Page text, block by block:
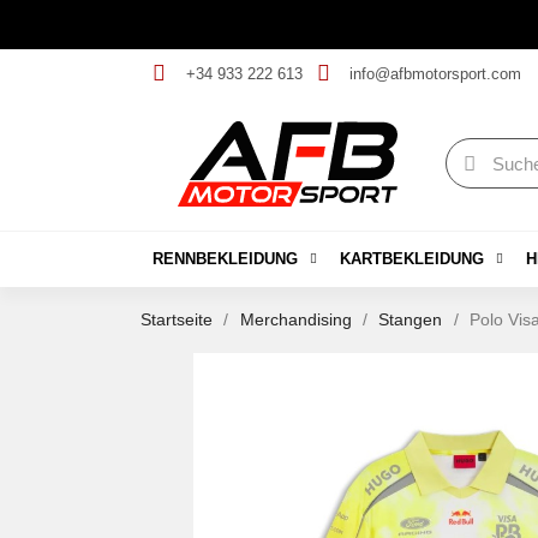
+34 933 222 613 info@afbmotorsport.com
RENNBEKLEIDUNG KARTBEKLEIDUNG
Startseite Merchandising Stangen Polo